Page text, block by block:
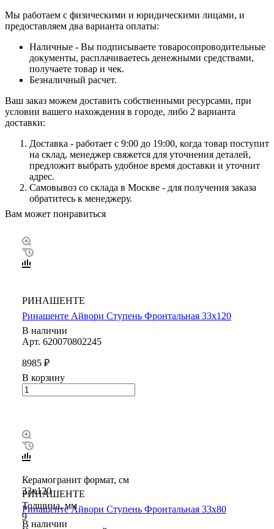
Мы работаем с физическими и юридическими лицами, и
предоставляем два варианта оплаты:
Наличные - Вы подписываете товаросопроводительные
документы, расплачиваетесь денежными средствами,
получаете товар и чек.
Безналичный расчет.
Ваш заказ можем доставить собственными ресурсами, при
условии вашего нахождения в городе, либо 2 варианта
доставки:
Доставка - работает с 9:00 до 19:00, когда товар поступит
на склад, менеджер свяжется для уточнения деталей,
предложит выбрать удобное время доставки и уточнит
адрес.
Самовывоз со склада в Москве - для получения заказа
обратитесь к менеджеру.
Вам может понравиться
Керамогранит формат, см
33х120
Толщина, мм
9
РИНАШЕНТЕ
Ринашенте Айвори Ступень Фронтальная 33х120
В наличии
Арт. 620070802245
8985 ₽
В корзину
РИНАШЕНТЕ
Ринашенте Айвори Ступень Фронтальная 33х80
В наличии